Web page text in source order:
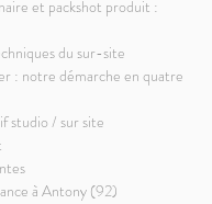
et packshot produit :
du sur-site
: notre démarche en quatre
studio / sur site
à Antony (92)